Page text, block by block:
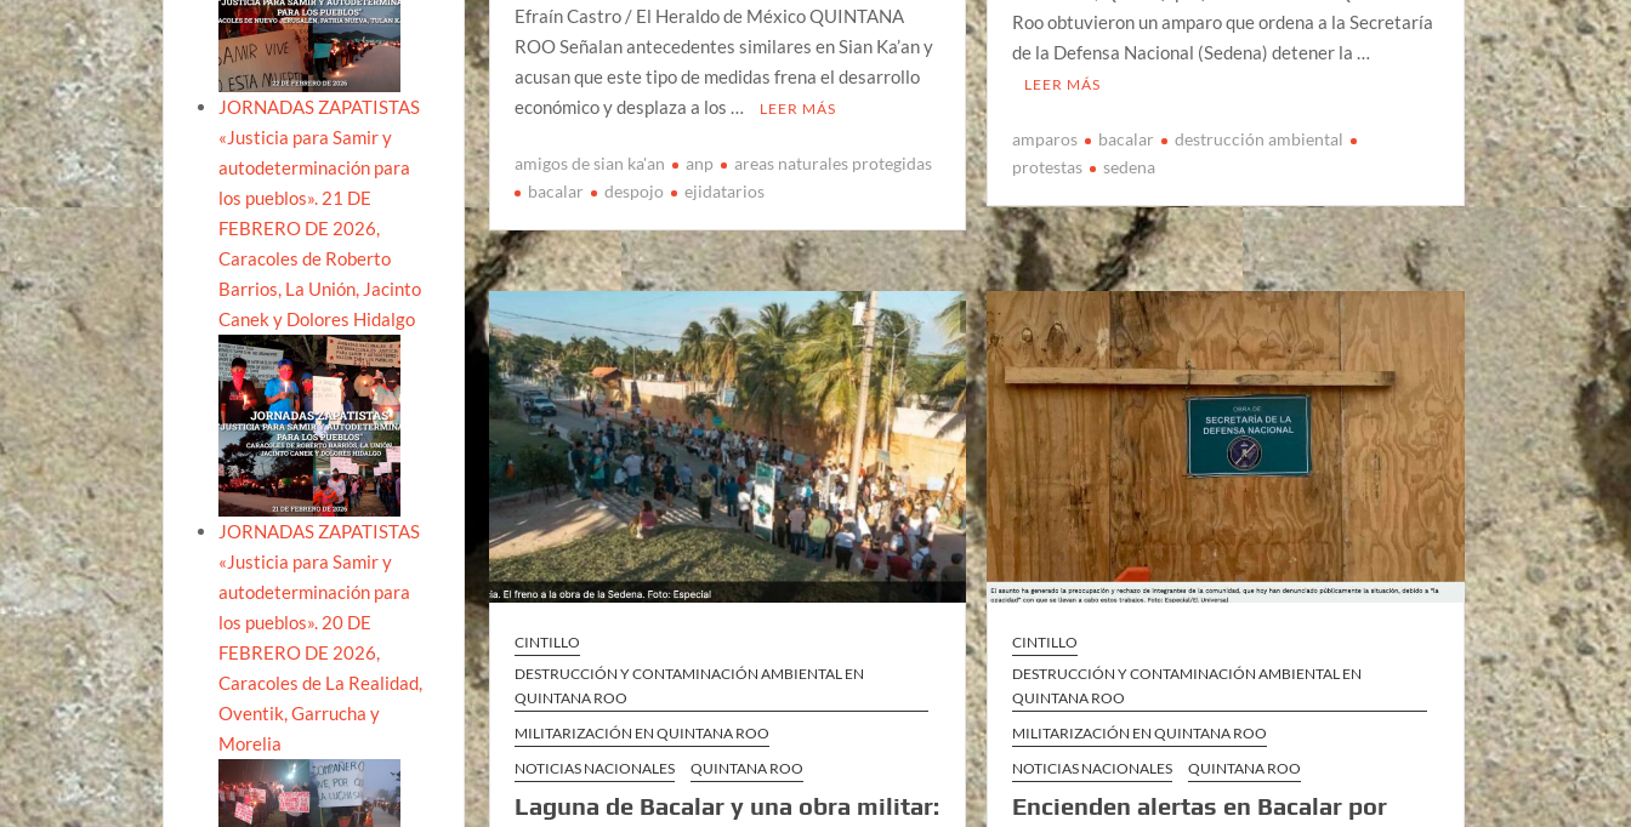
Efraín Castro / El Heraldo de México QUINTANA
ROO Señalan antecedentes similares en Sian Ka’an y
acusan que este tipo de medidas frena el desarrollo
económico y desplaza a los …
LEER MÁS
amigos de sian ka'an anp
areas naturales protegidas
bacalar
despojo ejidatarios
Roo obtuvieron un amparo que ordena a la Secretaría
de la Defensa Nacional (Sedena) detener la …
LEER MÁS
amparos bacalar
destrucción ambiental
protestas
sedena
CINTILLO
DESTRUCCIÓN Y CONTAMINACIÓN AMBIENTAL EN
QUINTANA ROO
MILITARIZACIÓN EN QUINTANA ROO
NOTICIAS NACIONALES
QUINTANA ROO
Laguna de Bacalar y una obra militar:
CINTILLO
DESTRUCCIÓN Y CONTAMINACIÓN AMBIENTAL EN
QUINTANA ROO
MILITARIZACIÓN EN QUINTANA ROO
NOTICIAS NACIONALES
QUINTANA ROO
Encienden alertas en Bacalar por
JORNADAS ZAPATISTAS
«Justicia para Samir y
autodeterminación para
los pueblos». 21 DE
FEBRERO DE 2026,
Caracoles de Roberto
Barrios, La Unión, Jacinto
Canek y Dolores Hidalgo
JORNADAS ZAPATISTAS
«Justicia para Samir y
autodeterminación para
los pueblos». 20 DE
FEBRERO DE 2026,
Caracoles de La Realidad,
Oventik, Garrucha y
Morelia